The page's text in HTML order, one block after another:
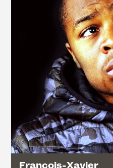
François-Xavier